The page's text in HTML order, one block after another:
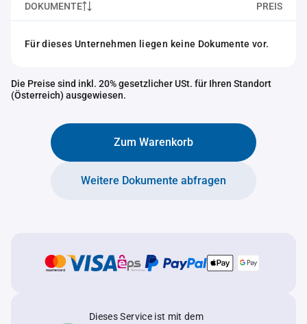
DOKUMENTE PREIS
Für dieses Unternehmen liegen keine Dokumente vor.
Die Preise sind inkl. 20% gesetzlicher USt. für Ihren Standort
(Österreich) ausgewiesen.
Zum Warenkorb
Weitere Dokumente abfragen
Dieses Service ist mit dem